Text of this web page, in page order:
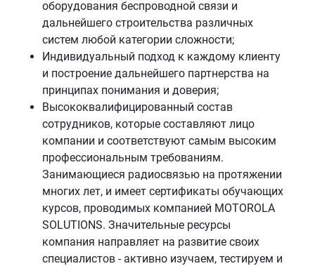
оборудования беспроводной связи и
дальнейшего строительства различных
систем любой категории сложности;
Индивидуальный подход к каждому клиенту
и построение дальнейшего партнерства на
принципах понимания и доверия;
Высококвалифицированный состав
сотрудников, которые составляют лицо
компании и соответствуют самым высоким
профессиональным требованиям.
Занимающиеся радиосвязью на протяжении
многих лет, и имеет сертификаты обучающих
курсов, проводимых компанией MOTOROLA
SOLUTIONS. Значительные ресурсы
компания направляет на развитие своих
специалистов - активно изучаем, тестируем и